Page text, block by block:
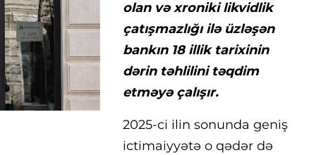
olan və xroniki likvidlik
çatışmazlığı ilə üzləşən
bankın 18 illik tarixinin
dərin təhlilini təqdim
etməyə çalışır.
2025-ci ilin sonunda geniş
ictimaiyyətə o qədər də